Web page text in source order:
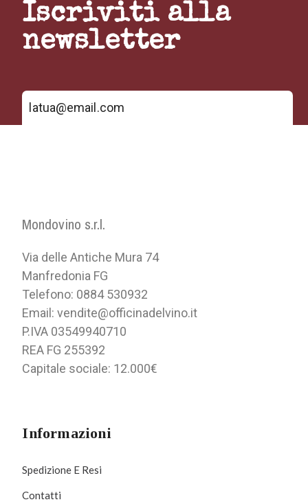
Iscriviti alla
newsletter
Mondovino s.r.l.
Via delle Antiche Mura 74
Manfredonia FG
Telefono: 0884 530932
Email: vendite@officinadelvino.it
P.IVA 03549940710
REA FG 255392
Capitale sociale: 12.000€
Informazioni
Spedizione E Resi
Contatti